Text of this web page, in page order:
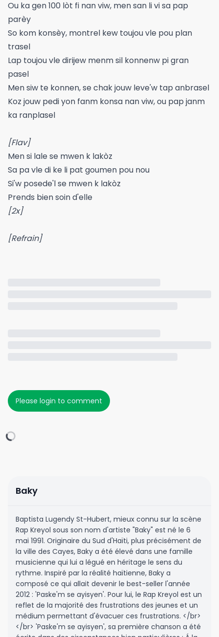
Ou ka gen 100 lòt fi nan viw, men san li vi sa pap
parèy
So kom konsèy, montrel kew toujou vle pou plan
trasel
Lap toujou vle dirijew menm sil konnenw pi gran
pasel
Men siw te konnen, se chak jouw leve'w tap anbrasel
Koz jouw pedi yon fanm konsa nan viw, ou pap janm
ka ranplasel
[Flav]
Men si lale se mwen k lakòz
Sa pa vle di ke li pat goumen pou nou
Si'w posede'l se mwen k lakòz
Prends bien soin d'elle
[2x]
[Refrain]
Please login to comment
Baky
Baptista Lugendy St-Hubert, mieux connu sur la scène
Rap Kreyol sous son nom d'artiste "Baky" est né le 6
mai 1991. Originaire du Sud d'Haïti, plus précisément de
la ville des Cayes, Baky a été élevé dans une famille
musicienne qui lui a légué en héritage le sens du
rythme. Inspiré par la réalité haïtienne, Baky a
composé ce qui allait devenir le best-seller l'année
2012 : 'Paske'm se ayisyen'. Pour lui, le Rap Kreyol est un
reflet de la majorité des frustrations des jeunes et un
médium permettant d'évacuer ces frustrations. </br>
</br> 'Paske'm se ayisyen', sa première chanson a été